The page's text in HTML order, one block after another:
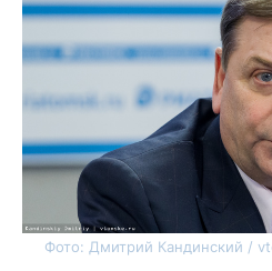
Фото: Дмитрий Кандинский /